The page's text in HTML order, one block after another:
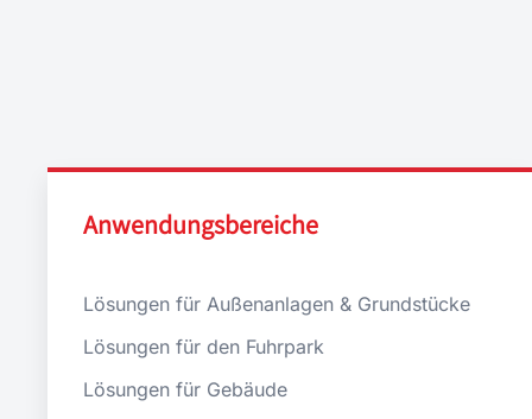
Anwendungsbereiche
Lösungen für Außenanlagen & Grundstücke
Lösungen für den Fuhrpark
Lösungen für Gebäude